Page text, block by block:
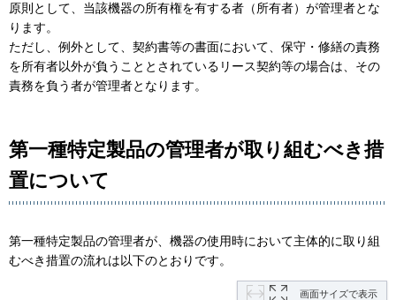
原則として、当該機器の所有権を有する者（所有者）が管理者とな
ります。
ただし、例外として、契約書等の書面において、保守・修繕の責務
を所有者以外が負うこととされているリース契約等の場合は、その
責務を負う者が管理者となります。
第一種特定製品の管理者が取り組むべき措
置について
第一種特定製品の管理者が、機器の使用時において主体的に取り組
むべき措置の流れは以下のとおりです。
画面サイズで表示